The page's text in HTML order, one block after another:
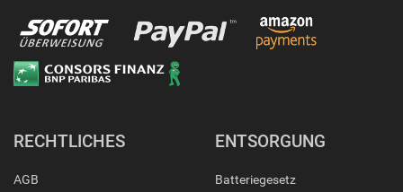
RECHTLICHES
AGB
ENTSORGUNG
Batteriegesetz